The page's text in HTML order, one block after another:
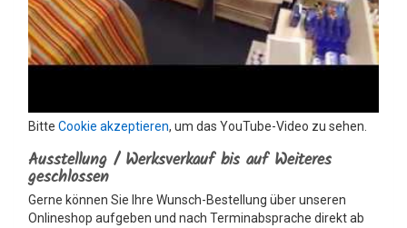
Bitte Cookie akzeptieren, um das YouTube-Video zu sehen.
Ausstellung / Werksverkauf bis auf Weiteres
geschlossen
Gerne können Sie Ihre Wunsch-Bestellung über unseren
Onlineshop aufgeben und nach Terminabsprache direkt ab